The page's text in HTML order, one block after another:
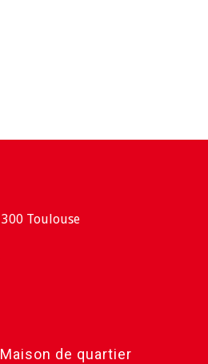
Toulouse
de quartier